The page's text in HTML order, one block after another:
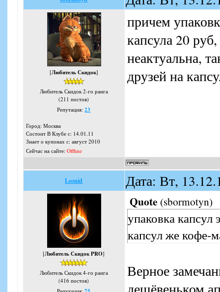
[Любитель Скидок]
Любитель Скидок 2-го ранга
(211 постов)
Репутация:23
Город: Москва
Состоит В Клубе с: 14.01.11
Знает о купонах с: август 2010
Сейчас на сайте: Offline
причем
капсула 20
неактуальна,
друзей на
Leonid Дата: Вт,
[Любитель Скидок PRO]
Любитель Скидок 4-го ранга
(416 постов)
Quote (sbormotyn)
упаковка капсул
капсул же кофе-
Верное